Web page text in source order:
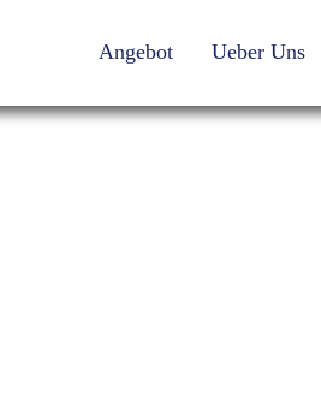
Angebot Ueber Uns